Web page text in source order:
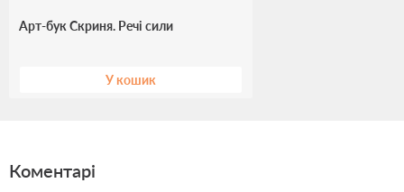
Арт-бук Скриня. Речі сили
У кошик
Коментарі